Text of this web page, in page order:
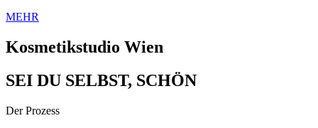
MEHR
Kosmetikstudio Wien
SEI DU SELBST, SCHÖN
Der Prozess